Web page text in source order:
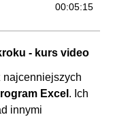
00:05:15
00:18:08
00:07:05
00:03:48
00:03:52
- kurs video
najcenniejszych
Excel . Ich
innymi